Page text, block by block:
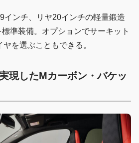
インチ、リヤ20インチの軽量鍛造
準装備。オプションでサーキット
を選ぶこともできる。
現したMカーボン・バケッ